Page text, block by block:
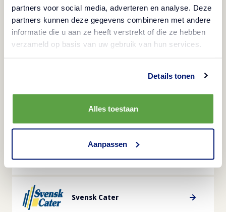
partners voor social media, adverteren en analyse. Deze
partners kunnen deze gegevens combineren met andere
informatie die u aan ze heeft verstrekt of die ze hebben
verzameld op basis van uw gebruik van hun services.
Details tonen
Alles toestaan
Aanpassen
Mårdskog & Lindkvist
Martin & Servera
Svensk Cater